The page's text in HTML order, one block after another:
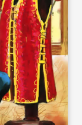
а
и
синюю